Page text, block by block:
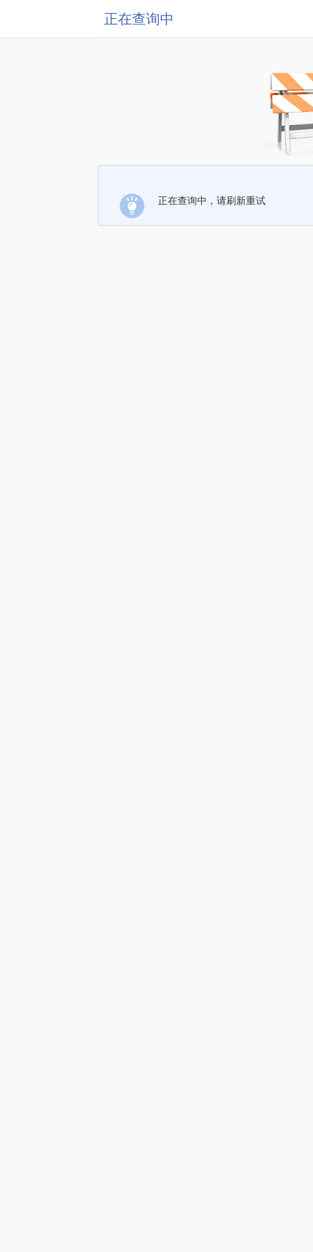
正在查询中
正在查询中，请刷新重试